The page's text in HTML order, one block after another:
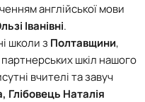
англійської мови
Іванівні.
школи з Полтавщини,
партнерських шкіл нашого
вчителі та завуч
Глібовець Наталія